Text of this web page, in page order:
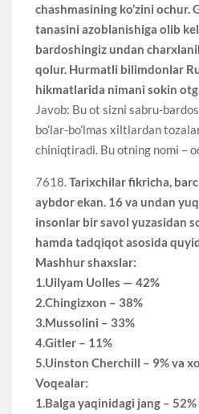
chashmasining ko’zini ochur.
tanasini azoblanishiga olib
bardoshingiz undan
qolur. Hurmatli bilimdonlar
hikmatlarida nimani sokin
Javob: Bu ot sizni sabru-
bo’lar-bo’lmas xiltlardan
chiniqtiradi. Bu otning nomi –
7618.Tarixchilar fikricha,
aybdor ekan. 16 va undan
insonlar bir savol yuzasidan
hamda tadqiqot asosida
Mashhur shaxslar:
1.Uilyam Uolles — 42%
2.Chingizxon – 38%
3.Mussolini – 33%
4.Gitler – 11%
5.Uinston Cherchill – 9% va
Voqealar:
1.Balga yaqinidagi jang – 52%